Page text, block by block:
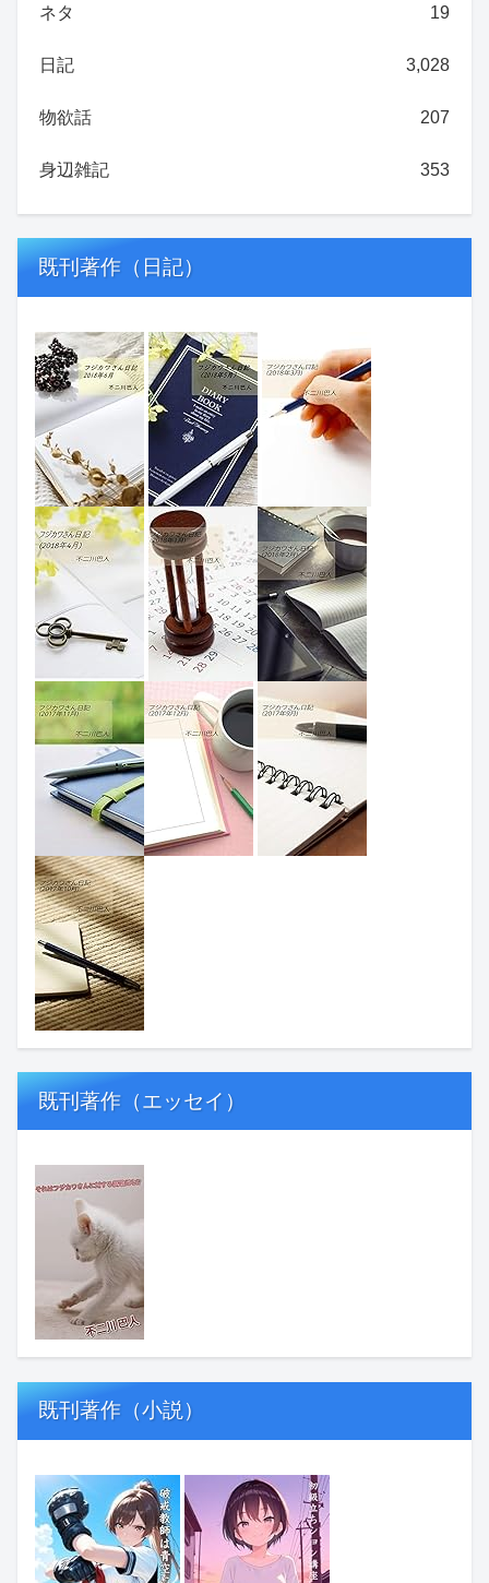
ネタ 19
日記 3,028
物欲話 207
身辺雑記 353
既刊著作（日記）
既刊著作（エッセイ）
既刊著作（小説）